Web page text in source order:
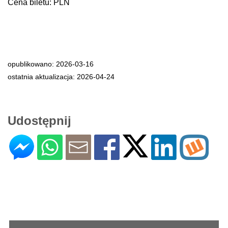
Cena biletu: PLN
opublikowano: 2026-03-16
ostatnia aktualizacja: 2026-04-24
Udostępnij